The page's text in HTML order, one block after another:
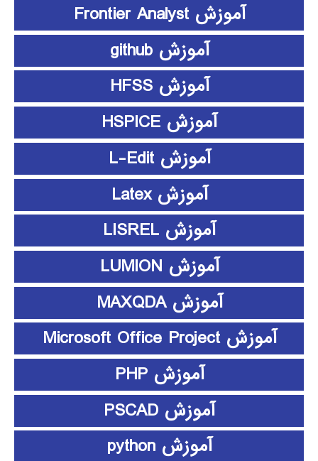
آموزش Frontier Analyst
آموزش github
آموزش HFSS
آموزش HSPICE
آموزش L-Edit
آموزش Latex
آموزش LISREL
آموزش LUMION
آموزش MAXQDA
آموزش Microsoft Office Project
آموزش PHP
آموزش PSCAD
آموزش python